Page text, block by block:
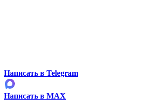
Написать в Telegram
Написать в MAX